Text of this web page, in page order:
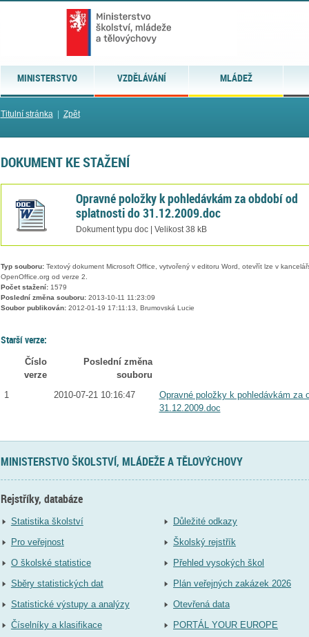
MINISTERSTVO VZDĚLÁVÁNÍ MLÁDEŽ
Titulní stránka| Zpět
DOKUMENT KE STAŽENÍ
Opravné položky k pohledávkám za období od
splatnosti do 31.12.2009.doc
Dokument typu doc | Velikost 38 kB
Typ souboru:Textový dokument Microsoft Office, vytvořený v editoru Word, otevřít lze v
OpenOffice.org od verze 2.
Počet stažení:1579
Poslední změna souboru:2013-10-11 11:23:09
Soubor publikován:2012-01-19 17:11:13, Brumovská Lucie
Starší verze:
Číslo
verze
Poslední změna
souboru
1
2010-07-21 10:16:47
Opravné položky k pohledávkám za
31.12.2009.doc
MINISTERSTVO ŠKOLSTVÍ, MLÁDEŽE A TĚLOVÝCHOVY
Rejstříky, databáze
Statistika školství
Pro veřejnost
O školské statistice
Sběry statistických dat
Statistické výstupy a analýzy
Číselníky a klasifikace
Důležité odkazy
Školský rejstřík
Přehled vysokých škol
Plán veřejných zakázek 2026
Otevřená data
PORTÁL YOUR EUROPE